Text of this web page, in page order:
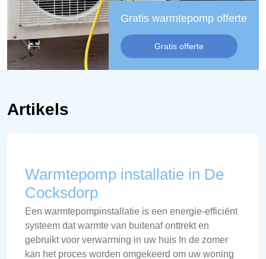
Gratis warmtepomp offerte
Gratis offerte
Artikels
Warmtepomp installatie in De
Cocksdorp
Een warmtepompinstallatie is een energie-efficiënt
systeem dat warmte van buitenaf onttrekt en
gebruikt voor verwarming in uw huis In de zomer
kan het proces worden omgekeerd om uw woning